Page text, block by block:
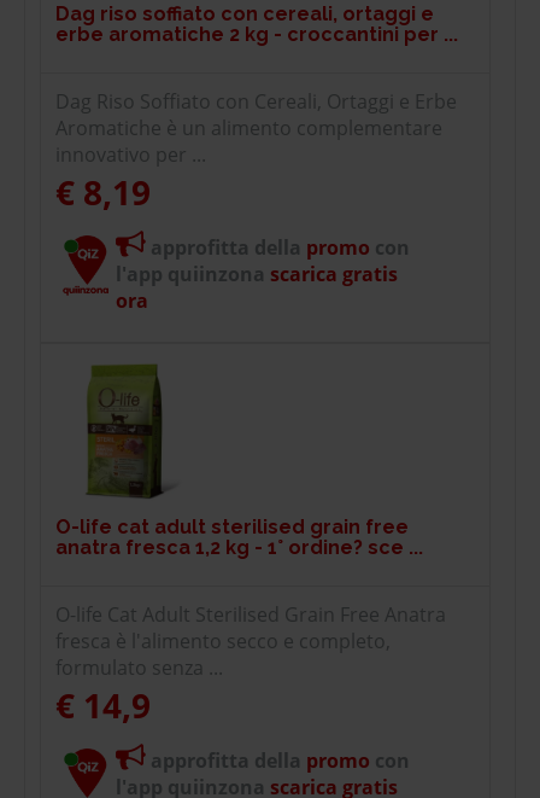
Dag riso soffiato con cereali, ortaggi e
erbe aromatiche 2 kg - croccantini per ...
Dag Riso Soffiato con Cereali, Ortaggi e Erbe
Aromatiche è un alimento complementare
innovativo per ...
€ 8,19
approfitta della promo con
l'app quiinzona scarica gratis
ora
O-life cat adult sterilised grain free
anatra fresca 1,2 kg - 1° ordine? sce ...
O-life Cat Adult Sterilised Grain Free Anatra
fresca è l'alimento secco e completo,
formulato senza ...
€ 14,9
approfitta della promo con
l'app quiinzona scarica gratis